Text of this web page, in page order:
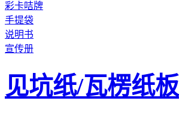
彩卡咭牌
手提袋
说明书
宣传册
见坑纸/瓦楞纸板